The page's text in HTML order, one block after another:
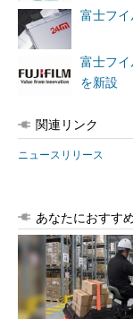
富士フ
富士フ
を新設
関連リンク
ニュースリリース
あなたにおすす